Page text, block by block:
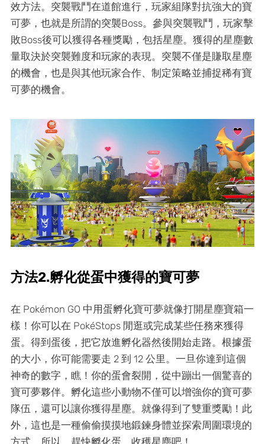
效方法。突襲戰鬥在道館進行，玩家組隊對抗強大的寶
可夢，也就是所謂的突襲Boss。參與突襲戰鬥，玩家擊
敗Boss後可以獲得各種獎勵，包括星塵。獲得的星塵數
量取決於突襲難度和玩家的表現。突襲不僅是賺取星塵
的機會，也是與其他玩家合作、制定策略並捕捉稀有寶
可夢的機會。
方法2.孵化從蛋中獲得的寶可夢
在 Pokémon GO 中用蛋孵化寶可夢就像打開星塵寶箱一
樣！你可以在 PokéStops 閒逛或完成某些任務來獲得
蛋。得到蛋後，把它放進孵化器然後開始走路。根據蛋
的大小，你可能需要走 2 到 12 公里。一旦你達到這個
神奇的數字，瞧！你的蛋會裂開，從中蹦出一個驚喜的
寶可夢夥伴。孵化這些小動物不僅可以增強你的寶可夢
隊伍，還可以讓你獲得星塵。就像得到了雙重獎勵！此
外，這也是一種偷偷摸摸地鍛鍊身體並探索周圍環境的
方式。所以，趕快孵化蛋，收穫星塵吧！